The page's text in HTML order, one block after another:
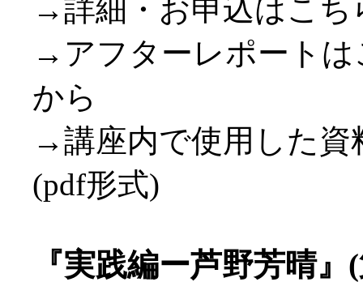
→詳細・お申込はこち
→アフターレポート
から
→講座内で使用した資
(pdf形式)
『実践編ー芦野芳晴』